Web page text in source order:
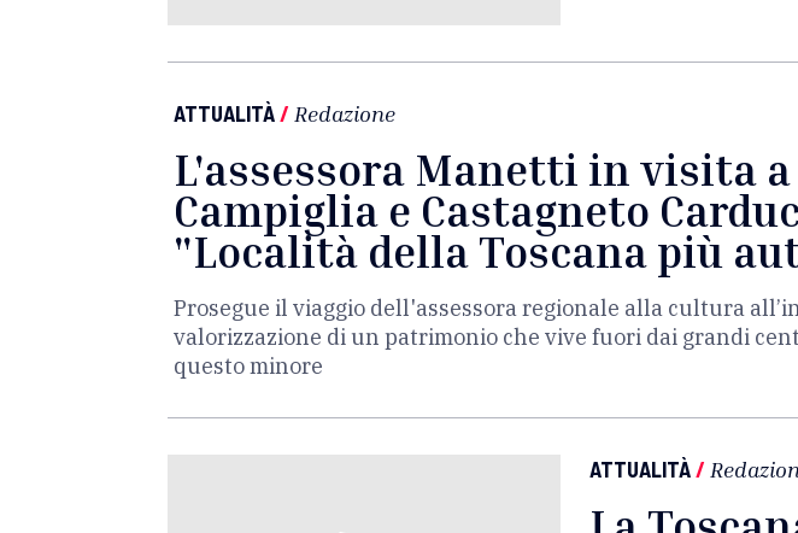
ATTUALITÀ/ Redazione
L'assessora Manetti in visita a
Campiglia e Castagneto
"Località della Toscana più
Prosegue il viaggio dell'assessora regionale alla cultura
valorizzazione di un patrimonio che vive fuori dai grandi
questo minore
ATTUALITÀ/